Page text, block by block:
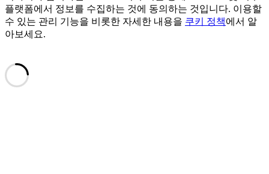
플랫폼에서 정보를 수집하는 것에 동의하는 것입니다. 이용할
수 있는 관리 기능을 비롯한 자세한 내용을 쿠키 정책에서 알
아보세요.